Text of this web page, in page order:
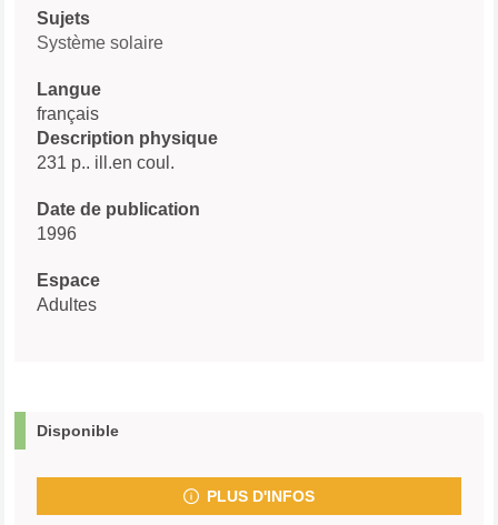
Sujets
Système solaire
Langue
français
Description physique
231 p.. ill.en coul.
Date de publication
1996
Espace
Adultes
Disponible
PLUS D'INFOS